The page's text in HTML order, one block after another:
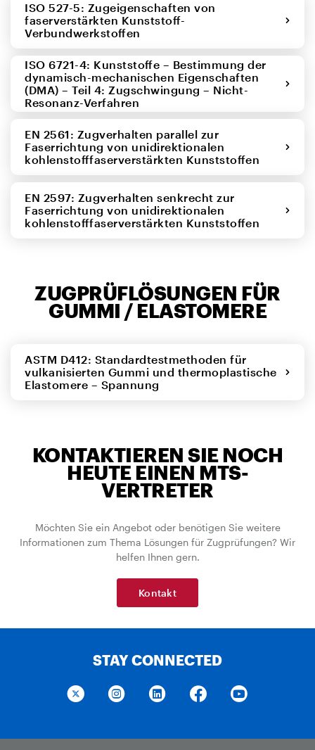
ISO 527-5: Zugeigenschaften von
faserverstärkten Kunststoff-
Verbundwerkstoffen
ISO 6721-4: Kunststoffe – Bestimmung der
dynamisch-mechanischen Eigenschaften
(DMA) – Teil 4: Zugschwingung – Nicht-
Resonanz-Verfahren
EN 2561: Zugverhalten parallel zur
Faserrichtung von unidirektionalen
kohlenstofffaserverstärkten Kunststoffen
EN 2597: Zugverhalten senkrecht zur
Faserrichtung von unidirektionalen
kohlenstofffaserverstärkten Kunststoffen
ZUGPRÜFLÖSUNGEN FÜR
GUMMI / ELASTOMERE
ASTM D412: Standardtestmethoden für
vulkanisierten Gummi und thermoplastische
Elastomere – Spannung
KONTAKTIEREN SIE NOCH
HEUTE EINEN MTS-
VERTRETER
Möchten Sie ein Angebot oder benötigen Sie weitere
Informationen zum Thema Lösungen für Zugprüfungen? Wir
helfen Ihnen gern.
Kontakt
STAY CONNECTED